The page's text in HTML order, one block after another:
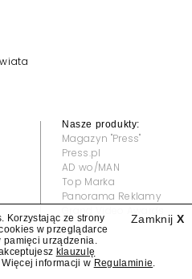
Nasze produkty:
Magazyn "Press"
Press.pl
AD wo/MAN
Top Marka
Panorama Reklamy
Zamknij X
Korzystając ze strony
w przeglądarce
pamięci urządzenia.
klauzulę
Więcej informacji w Regulaminie.